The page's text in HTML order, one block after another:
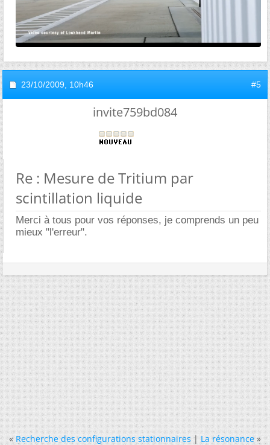
23/10/2009, 10h46 #5
invite759bd084
Re : Mesure de Tritium par
scintillation liquide
Merci à tous pour vos réponses, je comprends un peu
mieux "l'erreur".
« Recherche des configurations stationnaires|La résonance »